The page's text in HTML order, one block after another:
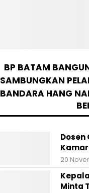
BP BATAM
SAMBUNGKAN
BANDARA HANG
Dosen
Kamar
20
Minta